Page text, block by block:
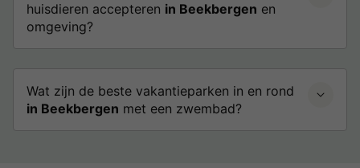
huisdieren accepteren in Beekbergen en
omgeving?
Wat zijn de beste vakantieparken in en rond
in Beekbergen met een zwembad?